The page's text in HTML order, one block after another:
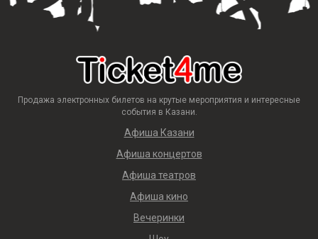
Продажа электронных билетов на крутые мероприятия и интересные
события в Казани.
Афиша Казани
Афиша концертов
Афиша театров
Афиша кино
Вечеринки